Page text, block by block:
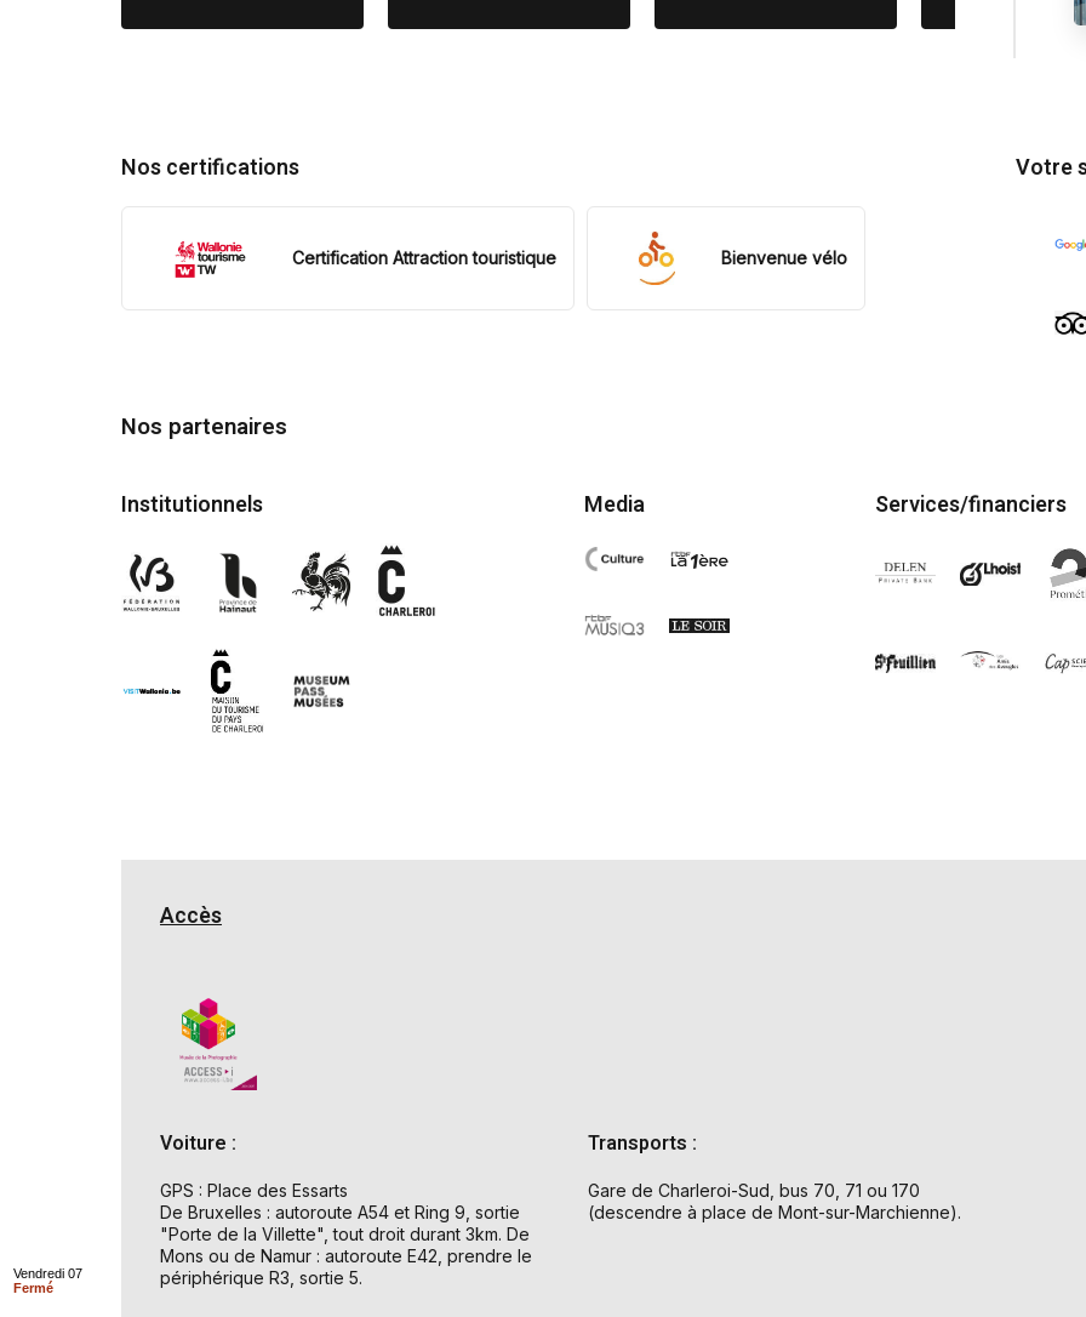
Vendredi 07
Fermé
Nos certifications
Certification Attraction touristique Bienvenue vélo
Votre
Nos partenaires
Institutionnels Media Services/financiers
Accès
Voiture :
GPS : Place des Essarts
De Bruxelles : autoroute A54 et Ring 9, sortie
"Porte de la Villette", tout droit durant 3km. De
Mons ou de Namur : autoroute E42, prendre le
périphérique R3, sortie 5.
Transports :
Gare de Charleroi-Sud, bus 70, 71 ou 170
(descendre à place de Mont-sur-Marchienne).